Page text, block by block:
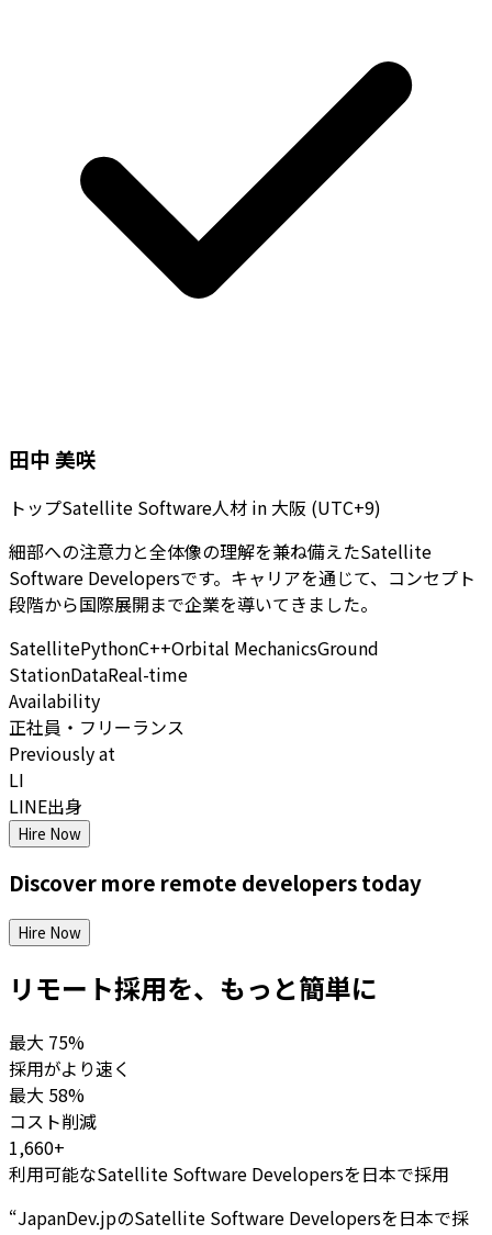
田中 美咲
トップSatellite Software人材 in 大阪 (UTC+9)
細部への注意力と全体像の理解を兼ね備えたSatellite
Software Developersです。キャリアを通じて、コンセプト
段階から国際展開まで企業を導いてきました。
SatellitePythonC++Orbital MechanicsGround
StationDataReal-time
Availability
正社員・フリーランス
Previously at
LI
LINE出身
Hire Now
Discover more remote developerstoday
Hire Now
リモート採用を、もっと簡単に
最大 75%
採用がより速く
最大 58%
コスト削減
1,660+
利用可能なSatellite Software Developersを日本で採用
“JapanDev.jpのSatellite Software Developersを日本で採